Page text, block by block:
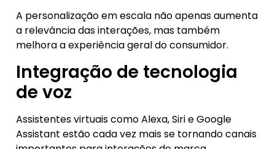
A personalização em escala não apenas aumenta
a relevância das interações, mas também
melhora a experiência geral do consumidor.
Integração de tecnologia
de voz
Assistentes virtuais como Alexa, Siri e Google
Assistant estão cada vez mais se tornando canais